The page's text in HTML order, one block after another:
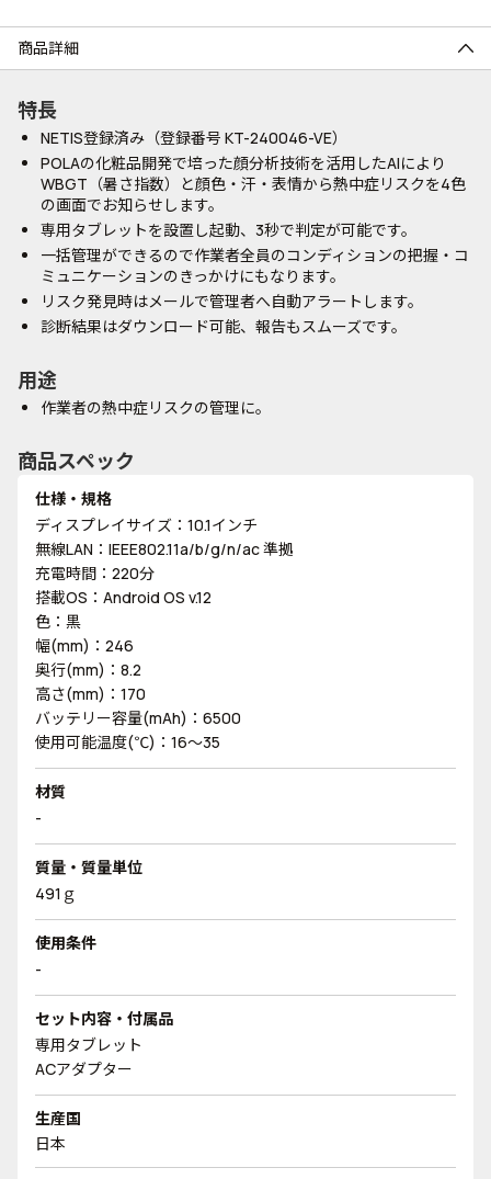
商品詳細
特長
NETIS登録済み（登録番号 KT-240046-VE）
POLAの化粧品開発で培った顔分析技術を活用したAIにより
WBGT（暑さ指数）と顔色・汗・表情から熱中症リスクを4色
の画面でお知らせします。
専用タブレットを設置し起動、3秒で判定が可能です。
一括管理ができるので作業者全員のコンディションの把握・コ
ミュニケーションのきっかけにもなります。
リスク発見時はメールで管理者へ自動アラートします。
診断結果はダウンロード可能、報告もスムーズです。
用途
作業者の熱中症リスクの管理に。
商品スペック
仕様・規格
ディスプレイサイズ：10.1インチ
無線LAN：IEEE802.11a/b/g/n/ac 準拠
充電時間：220分
搭載OS：Android OS v.12
色：黒
幅(mm)：246
奥行(mm)：8.2
高さ(mm)：170
バッテリー容量(mAh)：6500
使用可能温度(℃)：16～35
材質
-
質量・質量単位
491ｇ
使用条件
-
セット内容・付属品
専用タブレット
ACアダプター
生産国
日本